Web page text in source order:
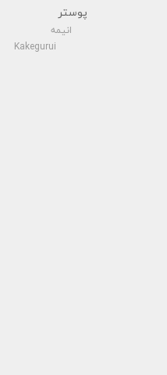
پوستر
انیمه
Kakegurui